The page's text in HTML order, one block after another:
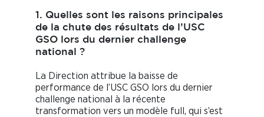
1. Quelles sont les raisons principales
de la chute des résultats de l’USC
GSO lors du dernier challenge
national ?
La Direction attribue la baisse de
performance de l’USC GSO lors du dernier
challenge national à la récente
transformation vers un modèle full, qui s’est